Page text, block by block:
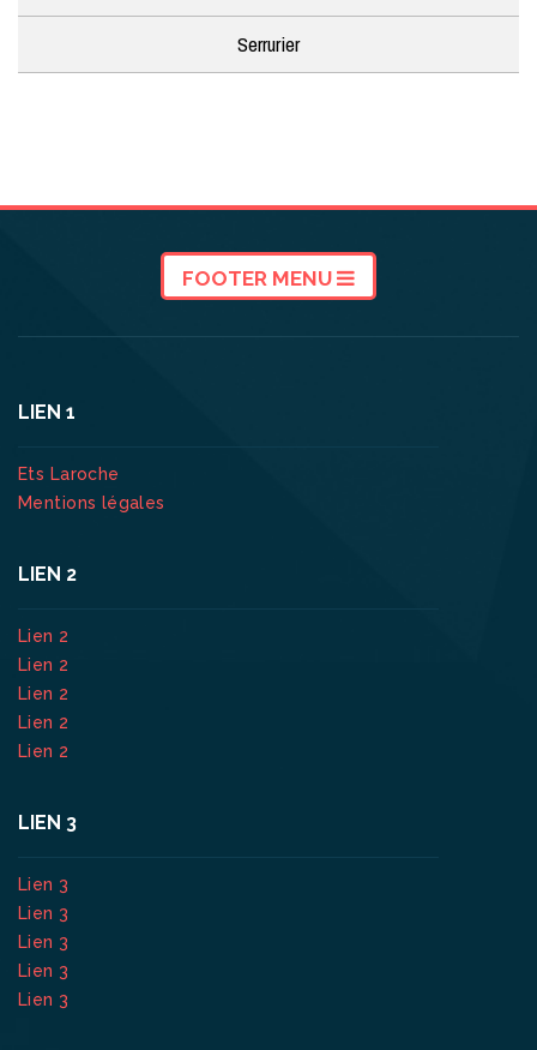
Serrurier
FOOTER MENU
LIEN 1
Ets Laroche
Mentions légales
LIEN 2
Lien 2
Lien 2
Lien 2
Lien 2
Lien 2
LIEN 3
Lien 3
Lien 3
Lien 3
Lien 3
Lien 3